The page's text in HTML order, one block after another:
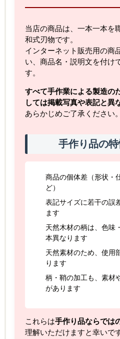
当店の商品は、一本一本を
和式刃物です。
インターネット販売用の商
い、商品名・説明文を付け
す。
すべて手作業による製造の
しては掲載写真や表記と異
あらかじめご了承ください。
手作り品の
商品の個体差（形状・
ど）
表記サイズに若干の誤
ます
天然木材の柄は、色味
本異なります
天然素材のため、使用
ります
柄・鞘の加工も、素材
があります
これらは手作り品ならでは
理解いただけますと幸いで